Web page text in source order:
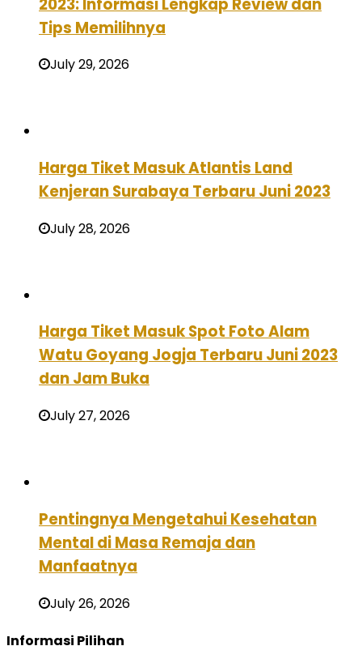
Tips Memilihnya
July 29, 2026
Harga Tiket Masuk Atlantis Land
Kenjeran Surabaya Terbaru Juni 2023
July 28, 2026
Harga Tiket Masuk Spot Foto Alam
Watu Goyang Jogja Terbaru Juni 2023
dan Jam Buka
July 27, 2026
Pentingnya Mengetahui Kesehatan
Mental di Masa Remaja dan
Manfaatnya
July 26, 2026
Informasi Pilihan